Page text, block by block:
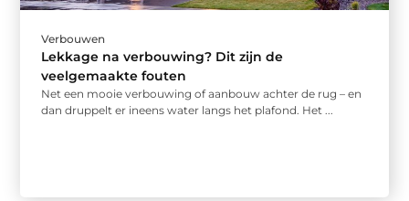
Verbouwen
Lekkage na verbouwing? Dit zijn de
veelgemaakte fouten
Net een mooie verbouwing of aanbouw achter de rug – en
dan druppelt er ineens water langs het plafond. Het ...